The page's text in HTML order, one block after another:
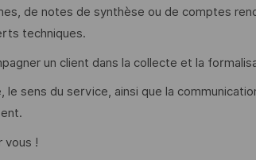
de notes de synthèse ou de comptes
techniques.
un client dans la collecte et la
le sens du service, ainsi que la
vous !